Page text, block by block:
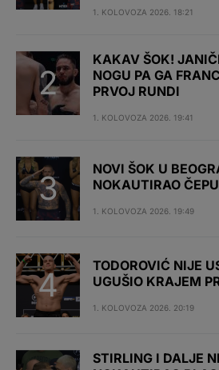
1. KOLOVOZA 2026. 18:21
KAKAV ŠOK!
NOGU PA GA
PRVOJ RUNDI
1. KOLOVOZA 2026. 19:41
NOVI ŠOK U
NOKAUTIRAO
1. KOLOVOZA 2026. 19:49
TODOROVIĆ NIJE
UGUŠIO KRAJEM
1. KOLOVOZA 2026. 20:19
STIRLING I DALJE